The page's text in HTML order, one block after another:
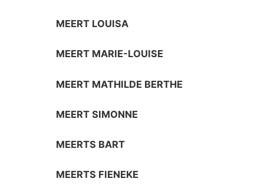
MEERT LOUISA
MEERT MARIE-LOUISE
MEERT MATHILDE BERTHE
MEERT SIMONNE
MEERTS BART
MEERTS FIENEKE